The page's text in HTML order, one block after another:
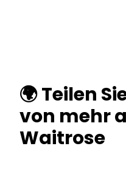
🌍 Teilen
von mehr
Waitrose